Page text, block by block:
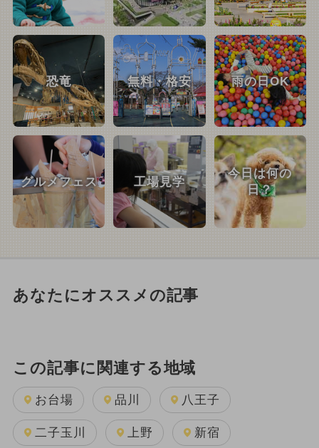
恐竜 無料・格安 雨の日OK
グルメフェス 工場見学
今日は何の
日？
あなたにオススメの記事
この記事に関連する地域
お台場 品川 八王子
二子玉川 上野 新宿